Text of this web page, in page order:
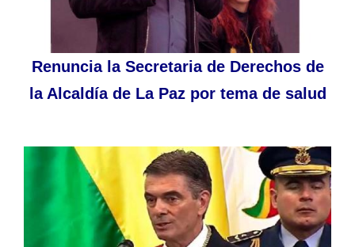
Renuncia la Secretaria de Derechos de
la Alcaldía de La Paz por tema de salud